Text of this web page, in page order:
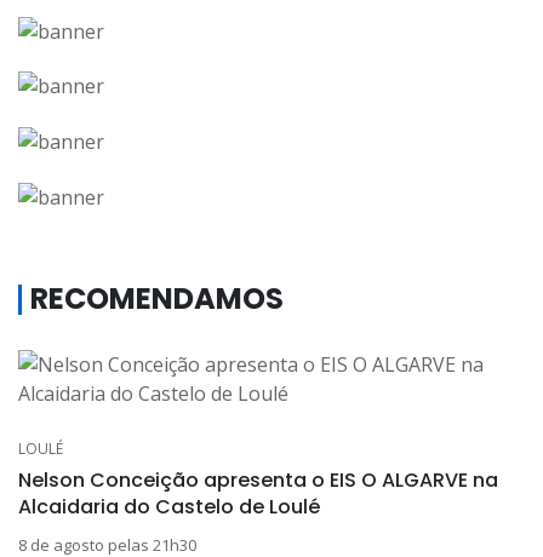
RECOMENDAMOS
LOULÉ
Nelson Conceição apresenta o EIS O ALGARVE na
Alcaidaria do Castelo de Loulé
8 de agosto pelas 21h30